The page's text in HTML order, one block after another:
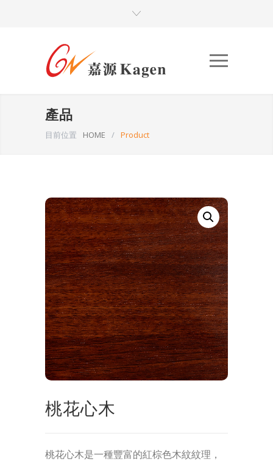
產品
目前位置 HOME / Product
桃花心木
桃花心木是一種豐富的紅棕色木紋紋理，